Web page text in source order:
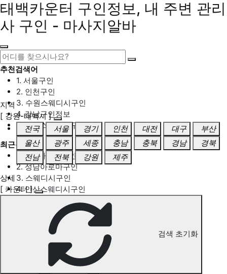
태백카운터 구인정보, 내 주변 관리
사 구인 - 마사지알바
추천검색어
1. 서울구인
2. 인천구인
3. 수원스웨디시구인
4. 강남구인정보
5. 동탄스웨디시구인
최근검색어
1. 일산마사지구인
2. 성남아로마구인
3. 스웨디시구인
4. 안산스웨디시구인
태백 카운터 구인정보
지역
[ 강원-태백시 ]
전국
서울 경기 인천 대전 대구
부산
울산
광주 세종 충남 충북 경남
경북
전남
전북 강원 제주
상세
[ 카운터 ]
검색 초기화